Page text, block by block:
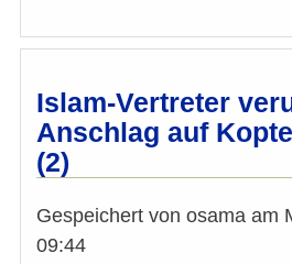
Islam-Vertreter
Anschlag auf
(2)
Gespeichert von osama am
09:44